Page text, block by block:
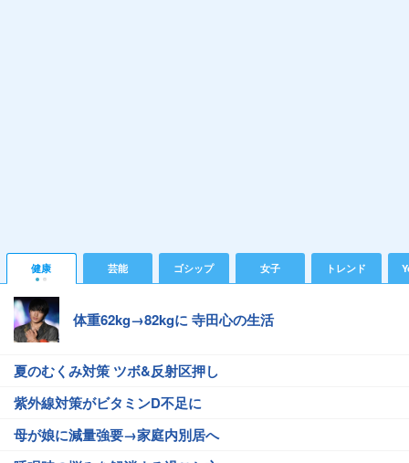
健康 芸能 ゴシップ 女子 トレンド
体重62kg→82kgに 寺田心の生活
夏のむくみ対策 ツボ&反射区押し
紫外線対策がビタミンD不足に
母が娘に減量強要→家庭内別居へ